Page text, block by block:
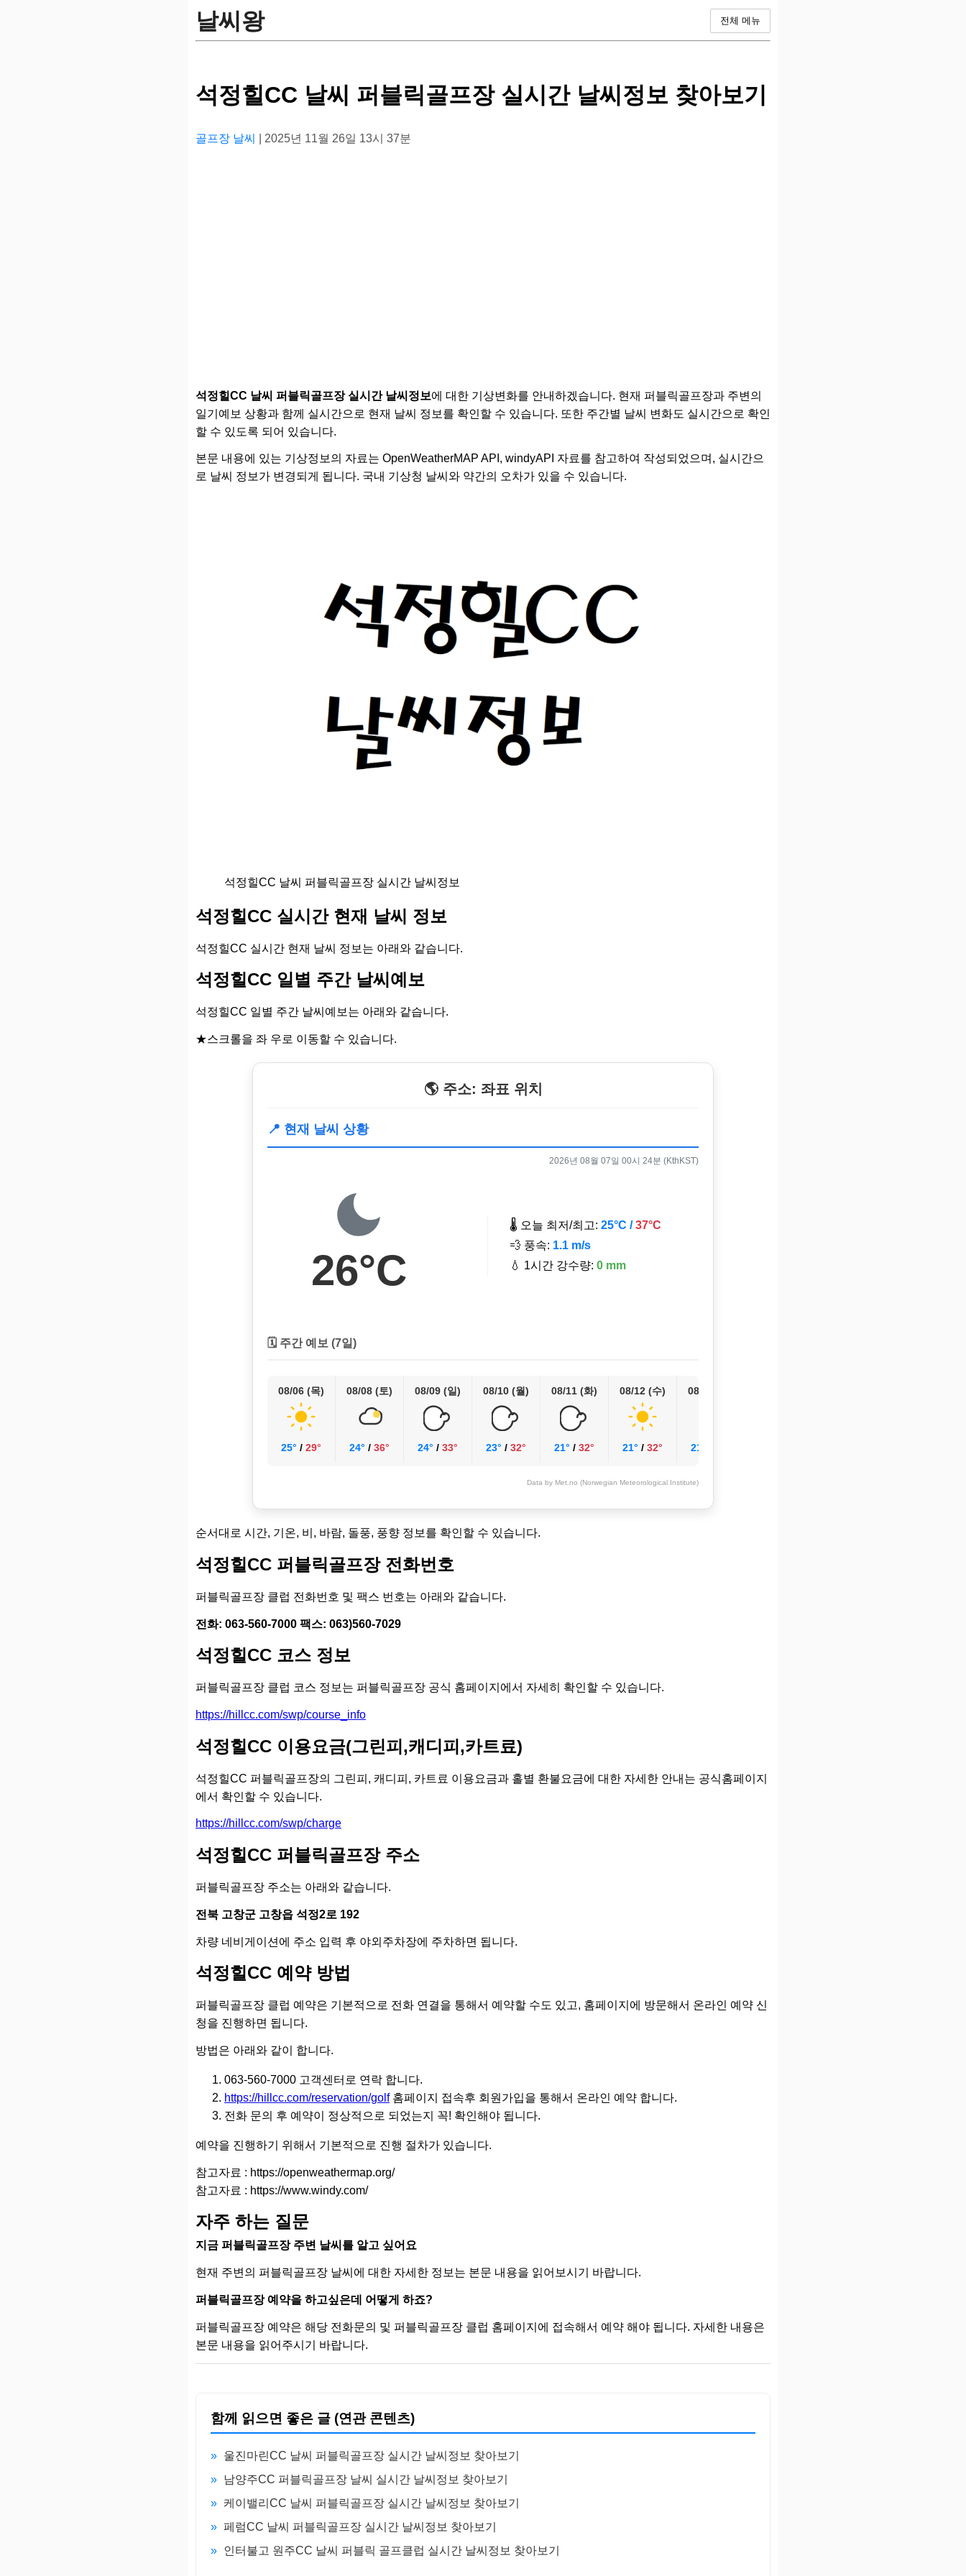
날씨왕 전체 메뉴
석정힐CC 날씨 퍼블릭골프장 실시간 날씨정보 찾아보기
골프장 날씨 | 2025년 11월 26일 13시 37분
석정힐CC 날씨 퍼블릭골프장 실시간 날씨정보에 대한 기상변화를 안내하겠습니다. 현재 퍼블릭골프장과 주변의
일기예보 상황과 함께 실시간으로 현재 날씨 정보를 확인할 수 있습니다. 또한 주간별 날씨 변화도 실시간으로 확인
할 수 있도록 되어 있습니다.
본문 내용에 있는 기상정보의 자료는 OpenWeatherMAP API, windyAPI 자료를 참고하여 작성되었으며, 실시간으
로 날씨 정보가 변경되게 됩니다. 국내 기상청 날씨와 약간의 오차가 있을 수 있습니다.
석정힐CC 날씨 퍼블릭골프장 실시간 날씨정보
석정힐CC 실시간 현재 날씨 정보
석정힐CC 실시간 현재 날씨 정보는 아래와 같습니다.
석정힐CC 일별 주간 날씨예보
석정힐CC 일별 주간 날씨예보는 아래와 같습니다.
★스크롤을 좌 우로 이동할 수 있습니다.
🌎 주소: 좌표 위치
📍 현재 날씨 상황
2026년 08월 07일 00시 24분 (KthKST)
26°C
🌡️ 오늘 최저/최고: 25°C /37°C
💨 풍속: 1.1 m/s
💧 1시간 강수량: 0 mm
🗓️ 주간 예보 (7일)
08/06 (목)
25° / 29°
08/08 (토)
24° / 36°
08/09 (일)
24° / 33°
08/10 (월)
23° / 32°
08/11 (화)
21° / 32°
08/12 (수)
21° / 32°
08/13 (목)
21°
Data by Met.no (Norwegian Meteorological Institute)
순서대로 시간, 기온, 비, 바람, 돌풍, 풍향 정보를 확인할 수 있습니다.
석정힐CC 퍼블릭골프장 전화번호
퍼블릭골프장 클럽 전화번호 및 팩스 번호는 아래와 같습니다.
전화: 063-560-7000 팩스: 063)560-7029
석정힐CC 코스 정보
퍼블릭골프장 클럽 코스 정보는 퍼블릭골프장 공식 홈페이지에서 자세히 확인할 수 있습니다.
https://hillcc.com/swp/course_info
석정힐CC 이용요금(그린피,캐디피,카트료)
석정힐CC 퍼블릭골프장의 그린피, 캐디피, 카트료 이용요금과 홀별 환불요금에 대한 자세한 안내는 공식홈페이지
에서 확인할 수 있습니다.
https://hillcc.com/swp/charge
석정힐CC 퍼블릭골프장 주소
퍼블릭골프장 주소는 아래와 같습니다.
전북 고창군 고창읍 석정2로 192
차량 네비게이션에 주소 입력 후 야외주차장에 주차하면 됩니다.
석정힐CC 예약 방법
퍼블릭골프장 클럽 예약은 기본적으로 전화 연결을 통해서 예약할 수도 있고, 홈페이지에 방문해서 온라인 예약 신
청을 진행하면 됩니다.
방법은 아래와 같이 합니다.
063-560-7000 고객센터로 연락 합니다.
https://hillcc.com/reservation/golf홈페이지 접속후 회원가입을 통해서 온라인 예약 합니다.
전화 문의 후 예약이 정상적으로 되었는지 꼭! 확인해야 됩니다.
예약을 진행하기 위해서 기본적으로 진행 절차가 있습니다.
참고자료 : https://openweathermap.org/
참고자료 : https://www.windy.com/
자주 하는 질문
지금 퍼블릭골프장 주변 날씨를 알고 싶어요
현재 주변의 퍼블릭골프장 날씨에 대한 자세한 정보는 본문 내용을 읽어보시기 바랍니다.
퍼블릭골프장 예약을 하고싶은데 어떻게 하죠?
퍼블릭골프장 예약은 해당 전화문의 및 퍼블릭골프장 클럽 홈페이지에 접속해서 예약 해야 됩니다. 자세한 내용은
본문 내용을 읽어주시기 바랍니다.
함께 읽으면 좋은 글 (연관 콘텐츠)
» 울진마린CC 날씨 퍼블릭골프장 실시간 날씨정보 찾아보기
»
남양주CC 퍼블릭골프장 날씨 실시간 날씨정보 찾아보기
» 케이밸리CC 날씨 퍼블릭골프장 실시간 날씨정보 찾아보기
» 페럼CC 날씨 퍼블릭골프장 실시간 날씨정보 찾아보기
» 인터불고 원주CC 날씨 퍼블릭 골프클럽 실시간 날씨정보 찾아보기